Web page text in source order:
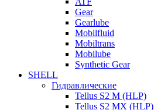
Gear
Gearlube
Mobilfluid
Mobiltrans
Mobilube
Synthetic Gear
SHELL
Гидравлические
Tellus S2 M (HLP)
Tellus S2 MХ (HLP)